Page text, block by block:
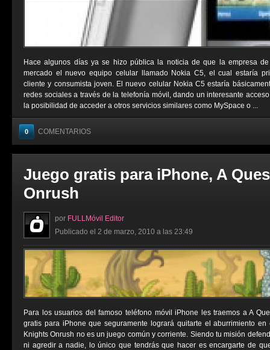
Hace algunos días ya se hizo pública la noticia de que la empresa
mercado el nuevo equipo celular llamado Nokia C5, el cual estaría
cliente y consumista joven. El nuevo celular Nokia C5 estaría
redes sociales a través de la telefonía móvil, dando un interesante
la posibilidad de acceder a otros servicios similares como MySpace o ...
0 COMENTARIOS
Juego gratis para iPhone, A
Onrush
por FULLMóvil Editor
Publicado el 2 de marzo, 2010 a las 23:49
Para los usuarios del famoso teléfono móvil iPhone les traemos a A
gratis para iPhone que seguramente logrará quitarte el aburrimiento en
Knights Onrush no es un juego común y corriente. Siendo tu misión
ni agredir a nadie, lo único que tendrás que hacer es encargarte de